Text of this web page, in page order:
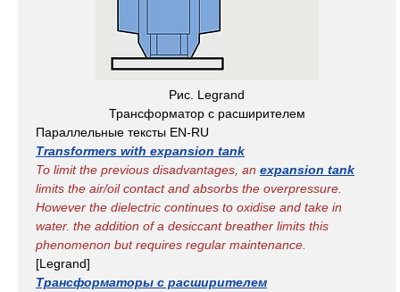
Рис. Legrand
Трансформатор с расширителем
Параллельные тексты EN-RU
Transformers with expansion tank
To limit the previous disadvantages, an expansion tank
limits the air/oil contact and absorbs the overpressure.
However the dielectric continues to oxidise and take in
water. the addition of a desiccant breather limits this
phenomenon but requires regular maintenance.
[Legrand]
Трансформаторы с расширителем